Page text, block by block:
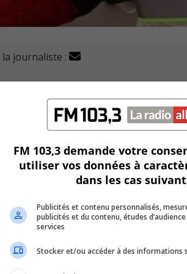
journaliste :
son objectif fixé à 450 000$ pour
soit 368 025 $ en argent et 133 111 $
les personnes défavorisées et qui
Sud en était à sa 20 édition.
valeur de 6,1 M$ en denrées
FM 103,3 demande votre
utiliser vos données à
dans les cas
Publicités et contenu personnalisés,
publicités et du contenu, études
services
Stocker et/ou accéder à des informations